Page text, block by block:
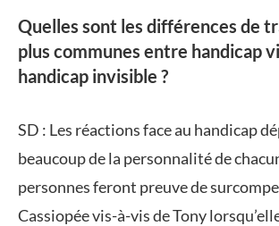
Quelles sont les différences de
plus communes entre handicap
handicap invisible ?
SD : Les réactions face au handicap
beaucoup de la personnalité de
personnes feront preuve de
Cassiopée vis-à-vis de Tony